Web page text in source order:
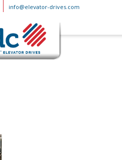
info@elevator-drives.com